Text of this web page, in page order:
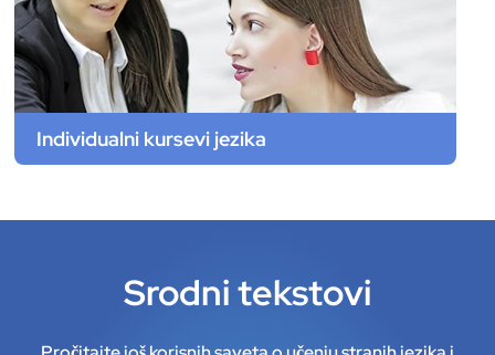
Individualni kursevi jezika
Srodni tekstovi